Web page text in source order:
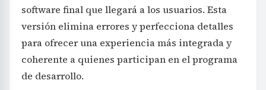
software final que llegará a los usuarios. Esta
versión elimina errores y perfecciona detalles
para ofrecer una experiencia más integrada y
coherente a quienes participan en el programa
de desarrollo.